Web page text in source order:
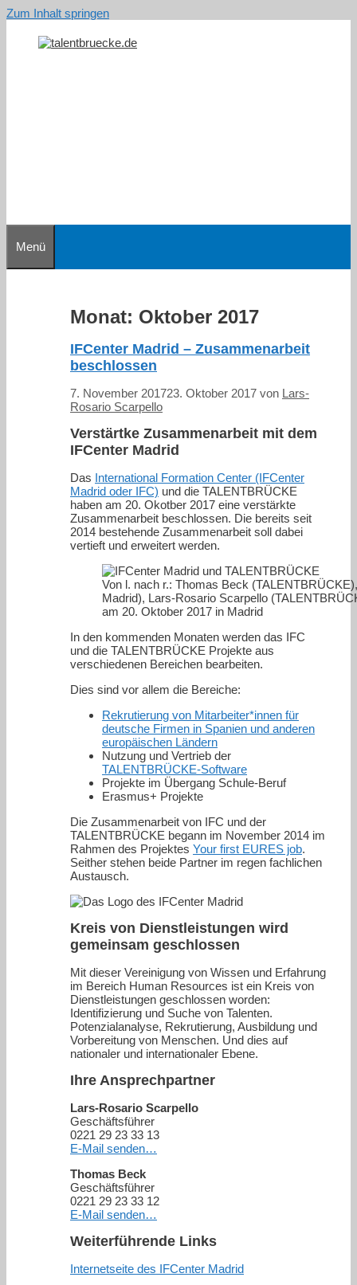
Zum Inhalt springen
Menü
Monat: Oktober 2017
IFCenter Madrid – Zusammenarbeit
beschlossen
7. November 201723. Oktober 2017 von Lars-
Rosario Scarpello
Verstärtke Zusammenarbeit mit dem
IFCenter Madrid
Das International Formation Center (IFCenter
Madrid oder IFC) und die TALENTBRÜCKE
haben am 20. Okotber 2017 eine verstärkte
Zusammenarbeit beschlossen. Die bereits seit
2014 bestehende Zusammenarbeit soll dabei
vertieft und erweitert werden.
Von l. nach r.: Thomas Beck
Madrid), Lars-Rosario Scarpello
am 20. Oktober 2017 in Madrid
In den kommenden Monaten werden das IFC
und die TALENTBRÜCKE Projekte aus
verschiedenen Bereichen bearbeiten.
Dies sind vor allem die Bereiche:
Rekrutierung von Mitarbeiter*innen für
deutsche Firmen in Spanien und anderen
europäischen Ländern
Nutzung und Vertrieb der
TALENTBRÜCKE-Software
Projekte im Übergang Schule-Beruf
Erasmus+ Projekte
Die Zusammenarbeit von IFC und der
TALENTBRÜCKE begann im November 2014 im
Rahmen des Projektes Your first EURES job.
Seither stehen beide Partner im regen fachlichen
Austausch.
Kreis von Dienstleistungen wird
gemeinsam geschlossen
Mit dieser Vereinigung von Wissen und Erfahrung
im Bereich Human Resources ist ein Kreis von
Dienstleistungen geschlossen worden:
Identifizierung und Suche von Talenten.
Potenzialanalyse, Rekrutierung, Ausbildung und
Vorbereitung von Menschen. Und dies auf
nationaler und internationaler Ebene.
Ihre Ansprechpartner
Lars-Rosario Scarpello
Geschäftsführer
0221 29 23 33 13
E-Mail senden…
Thomas Beck
Geschäftsführer
0221 29 23 33 12
E-Mail senden…
Weiterführende Links
Internetseite des IFCenter Madrid